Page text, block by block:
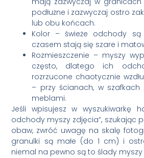
podłużne i zazwyczaj ostro
lub obu końcach.
Kolor – świeże odchody
czasem stają się szare i
Rozmieszczenie – myszy
często, dlatego ich
rozrzucone chaotycznie
– przy ścianach, w
meblami.
Jeśli wpisujesz w wyszukiwarkę
odchody myszy zdjęcia”, szukając
obaw, zwróć uwagę na skalę
granulki są małe (do 1 cm) i
niemal na pewno są to ślady